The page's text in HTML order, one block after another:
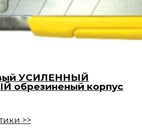
УСИЛЕННЫЙ
обрезиненый корпус
>>